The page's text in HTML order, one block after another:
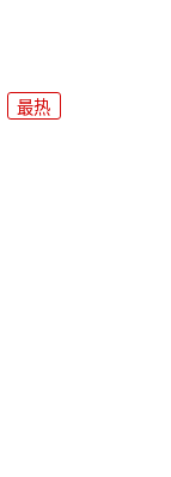
最热